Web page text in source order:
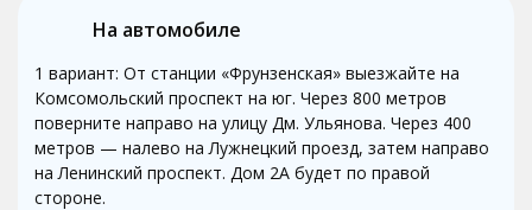
На автомобиле
1 вариант: От станции «Фрунзенская» выезжайте на
Комсомольский проспект на юг. Через 800 метров
поверните направо на улицу Дм. Ульянова. Через 400
метров — налево на Лужнецкий проезд, затем направо
на Ленинский проспект. Дом 2А будет по правой
стороне.